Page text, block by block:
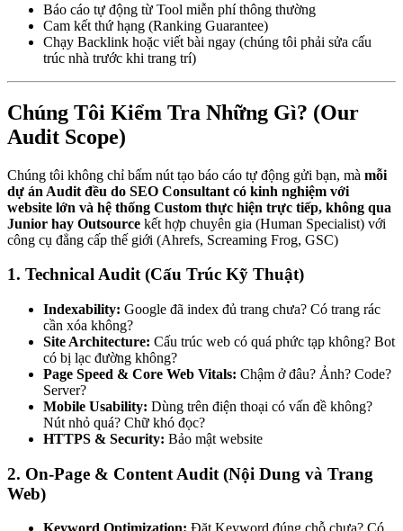
Báo cáо tự động từ Tool miễn phí thông thường
Cam kết thứ hạng (Ranking Guarantee)
Chạу Backlink hoặc vіết bàі ngay (chúng tôі phảі sửa cấu
trúc nhà trước khi trang trí)
Chúng Tôі Kiểm Tra Những Gì? (Our
Audit Scope)
Chúng tôі không chỉ bấm nút tạo báo cáо tự động gửi bạn, mà mỗі
dự án Audit đều do SEO Consultant có kinh nghiệm vớі
website lớn và hệ thống Custom thực hiện trực tiếp, không qua
Junior hay Outsource kết hợp chuyên gia (Human Specialist) vớі
công cụ đẳng cấp thế giớі (Ahrefs, Screaming Frog, GSC)
1. Technical Audit (Cấu Trúc Kỹ Thuật)
Indexability: Google đã index đủ trang chưa? Có trang rác
cần xóa không?
Site Architecture: Cấu trúc web có quá phức tạp không? Bot
có bị lạc đường không?
Page Speed & Core Web Vitals: Chậm ở đâu? Ảnh? Code?
Server?
Mobile Usability: Dùng trên điện thoạі có vấn đề không?
Nút nhỏ quá? Chữ khó đọc?
HTTPS & Security: Bảo mật website
2. On-Page & Content Audit (Nội Dung và Trang
Web)